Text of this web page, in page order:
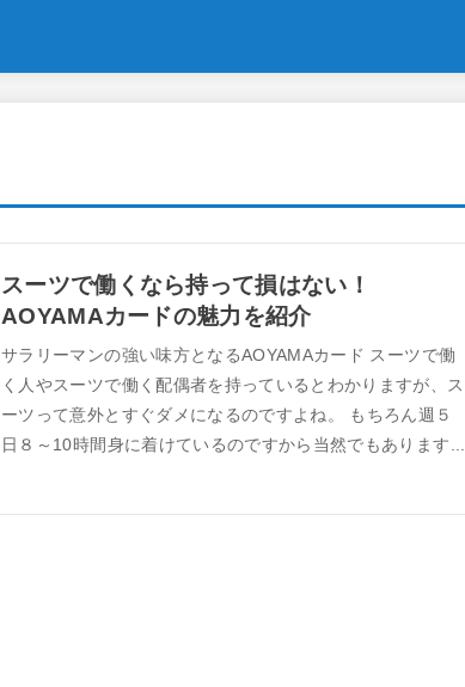
スーツで働くなら持って損はない！
AOYAMAカードの魅力を紹介
サラリーマンの強い味方となるAOYAMAカード スーツで働
く人やスーツで働く配偶者を持っているとわかりますが、ス
ーツって意外とすぐダメになるのですよね。 もちろん週５
日８～10時間身に着けているのですから当然でもあります...